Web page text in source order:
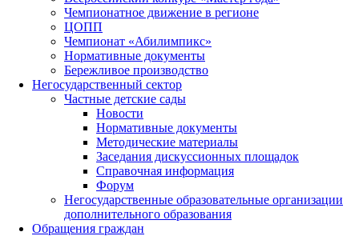
Чемпионатное движение в регионе
ЦОПП
Чемпионат «Абилимпикс»
Нормативные документы
Бережливое производство
Негосударственный сектор
Частные детские сады
Новости
Нормативные документы
Методические материалы
Заседания дискуссионных площадок
Справочная информация
Форум
Негосударственные образовательные организации
дополнительного образования
Обращения граждан